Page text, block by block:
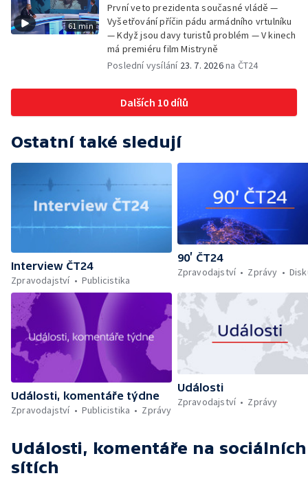
61 min
První veto prezidenta současné vládě —
Vyšetřování příčin pádu armádního vrtulníku
— Když jsou davy turistů problém — V kinech
má premiéru film Mistryně
Poslední vysílání 23. 7. 2026na ČT24
Dalších 10 dílů
Ostatní také sledují
Interview ČT24
Zpravodajství
Publicistika
90’ ČT24
Zpravodajství
Zprávy
Události, komentáře týdne
Zpravodajství
Publicistika Zprávy
Události
Zpravodajství
Zprávy
Události, komentáře na sociálních
sítích